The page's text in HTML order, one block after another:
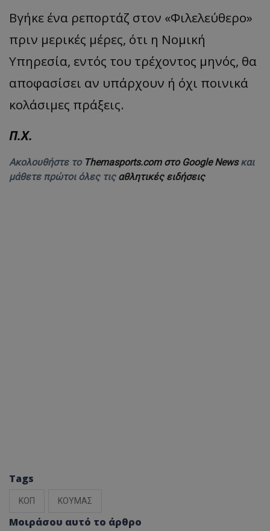
Βγήκε ένα ρεπορτάζ στον «Φιλελεύθερο»
πριν μερικές μέρες, ότι η Νομική
Υπηρεσία, εντός του τρέχοντος μηνός, θα
αποφασίσει αν υπάρχουν ή όχι ποινικά
κολάσιμες πράξεις.
Π.Χ.
Ακολουθήστε το Themasports.com στο Google Newsκαι
μάθετε πρώτοι όλες τις αθλητικές ειδήσεις
Tags
ΚΟΠ ΚΟΥΜΑΣ
Μοιράσου αυτό το άρθρο